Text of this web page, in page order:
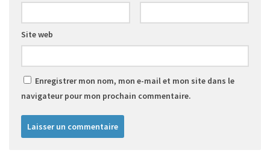
Site web
Enregistrer mon nom, mon e-mail et mon site dans le
navigateur pour mon prochain commentaire.